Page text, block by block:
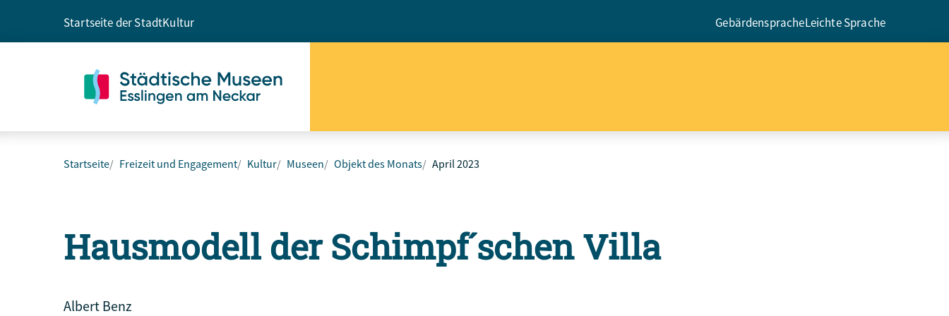
Startseite der StadtKultur GebärdenspracheLeichte Sprache
Startseite Freizeit und Engagement Kultur Museen Objekt des Monats April 2023
Hausmodell der Schimpf´schen Villa
Albert Benz